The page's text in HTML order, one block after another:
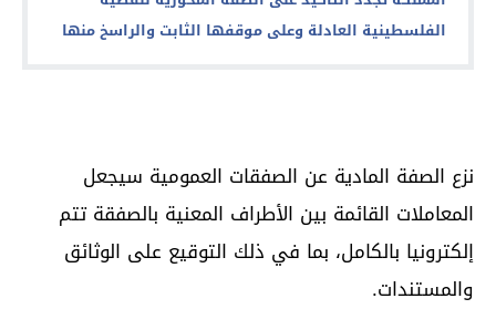
الفلسطينية العادلة وعلى موقفها الثابت والراسخ منها
نزع الصفة المادية عن الصفقات العمومية سيجعل
المعاملات القائمة بين الأطراف المعنية بالصفقة تتم
إلكترونيا بالكامل، بما في ذلك التوقيع على الوثائق
والمستندات.